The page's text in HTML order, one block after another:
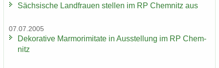
Säch­si­sche Land­frau­en stel­len im RP Chem­nitz aus
07.07.2005
De­ko­ra­ti­ve Mar­mo­r­imi­ta­te in Aus­stel­lung im RP Chem­
nitz